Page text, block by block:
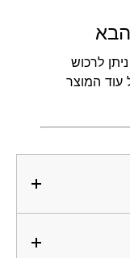
לרכוש
עוד המוצר